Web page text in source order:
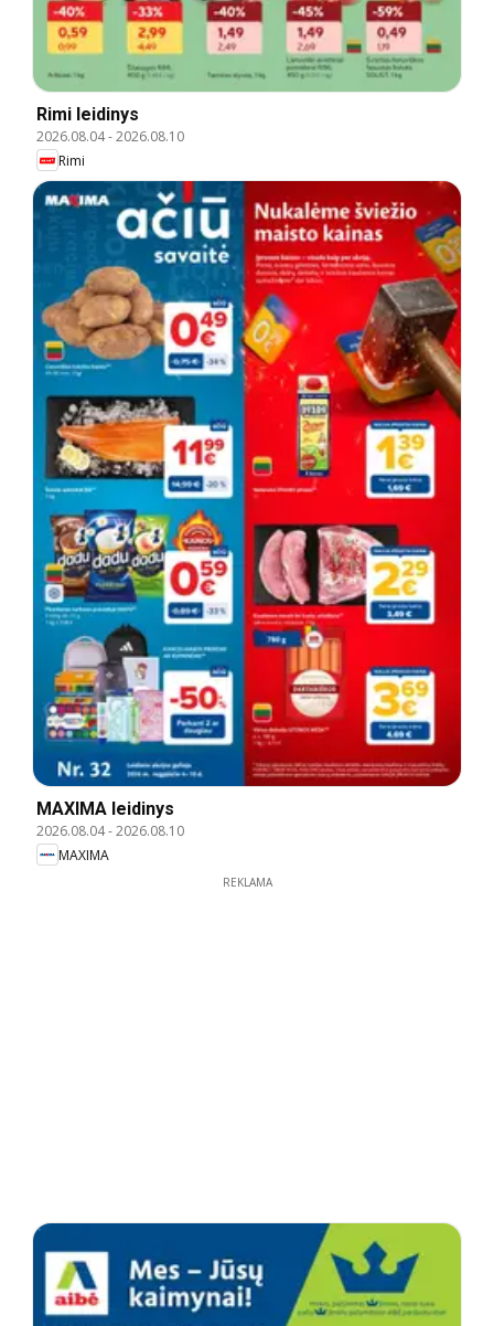
Rimi leidinys
2026.08.04-2026.08.10
Rimi
MAXIMA leidinys
2026.08.04-2026.08.10
MAXIMA
REKLAMA